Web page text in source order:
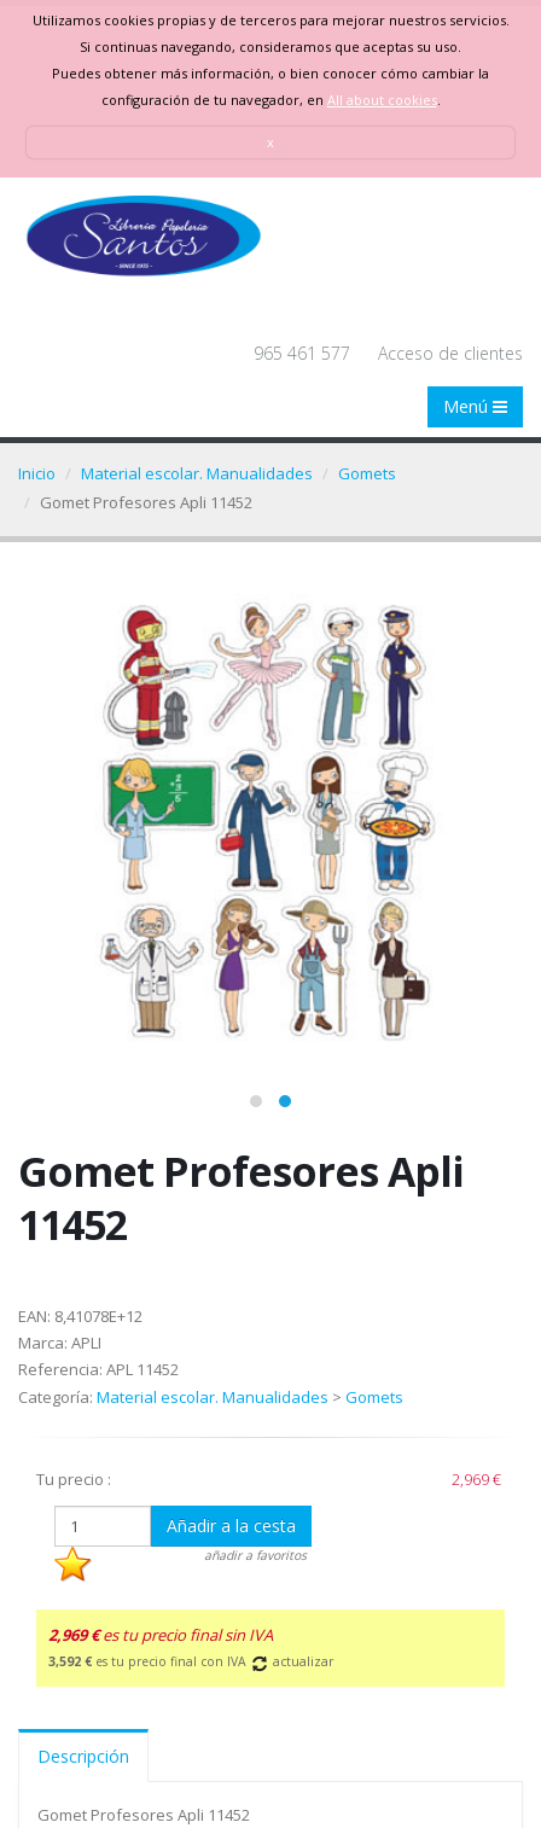
Utilizamos cookies propias y de terceros para mejorar nuestros servicios.
Si continuas navegando, consideramos que aceptas su uso.
Puedes obtener más información, o bien conocer cómo cambiar la
configuración de tu navegador, en All about cookies.
x
965 461 577 Acceso de clientes
Menú
Inicio Material escolar. Manualidades
Gomets
Gomet Profesores Apli 11452
Gomet Profesores Apli
11452
EAN: 8,41078E+12
Marca: APLI
Referencia: APL 11452
Categoría: Material escolar. Manualidades > Gomets
Tu precio : 2,969 €
Añadir a la cesta
añadir a favoritos
2,969 € es tu precio final sin IVA
3,592 € es tu precio final con IVA actualizar
Descripción
Gomet Profesores Apli 11452